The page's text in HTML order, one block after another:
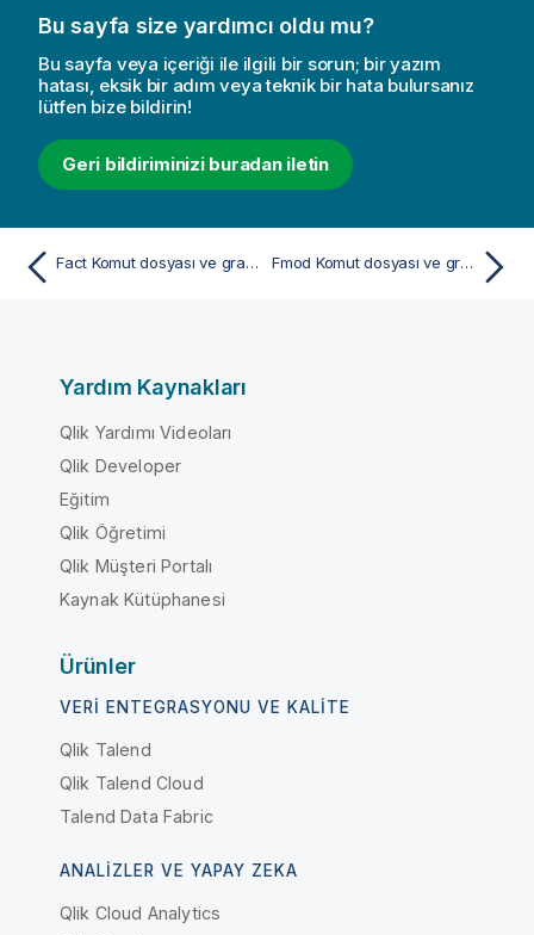
Bu sayfa size yardımcı oldu mu?
Bu sayfa veya içeriği ile ilgili bir sorun; bir yazım
hatası, eksik bir adım veya teknik bir hata bulursanız
lütfen bize bildirin!
Geri bildiriminizi buradan iletin
Fact Komut dosyası ve grafik fonksiyonu Fmod Komut dosyası ve grafik fonksiyonu
Yardım Kaynakları
Qlik Yardımı Videoları
Qlik Developer
Eğitim
Qlik Öğretimi
Qlik Müşteri Portalı
Kaynak Kütüphanesi
Ürünler
VERI ENTEGRASYONU VE KALITE
Qlik Talend
Qlik Talend Cloud
Talend Data Fabric
ANALIZLER VE YAPAY ZEKA
Qlik Cloud Analytics